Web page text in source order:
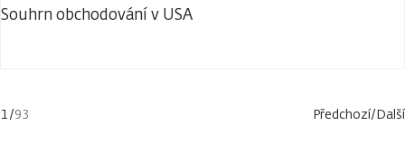
Souhrn obchodování v USA
1/93 Předchozí/Další